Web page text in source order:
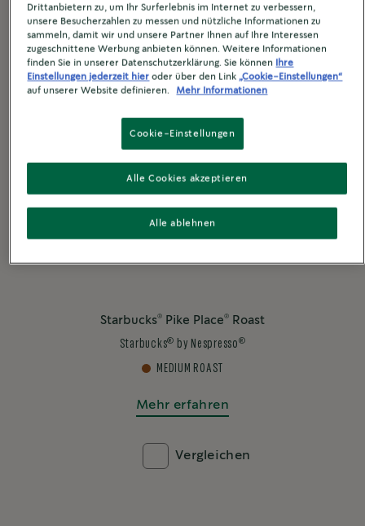
Starbucks® Pike Place® Roast
Starbucks® by Nespresso ®
MEDIUM ROAST
Mehr erfahren
Vergleichen
Drittanbietern zu, um Ihr Surferlebnis im Internet zu verbessern,
unsere Besucherzahlen zu messen und nützliche Informationen zu
sammeln, damit wir und unsere Partner Ihnen auf Ihre Interessen
zugeschnittene Werbung anbieten können. Weitere Informationen
finden Sie in unserer Datenschutzerklärung. Sie können
Ihre
Einstellungen jederzeit hier oder über den Link „Cookie-Einstellungen“
auf unserer Website definieren.
Mehr Informationen
Cookie-Einstellungen
Alle ablehnen
Alle Cookies akzeptieren